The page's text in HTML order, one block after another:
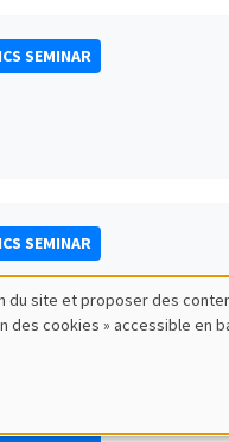
SEMINAR
SEMINAR
SEMINAR
site et proposer des
cookies » accessible en